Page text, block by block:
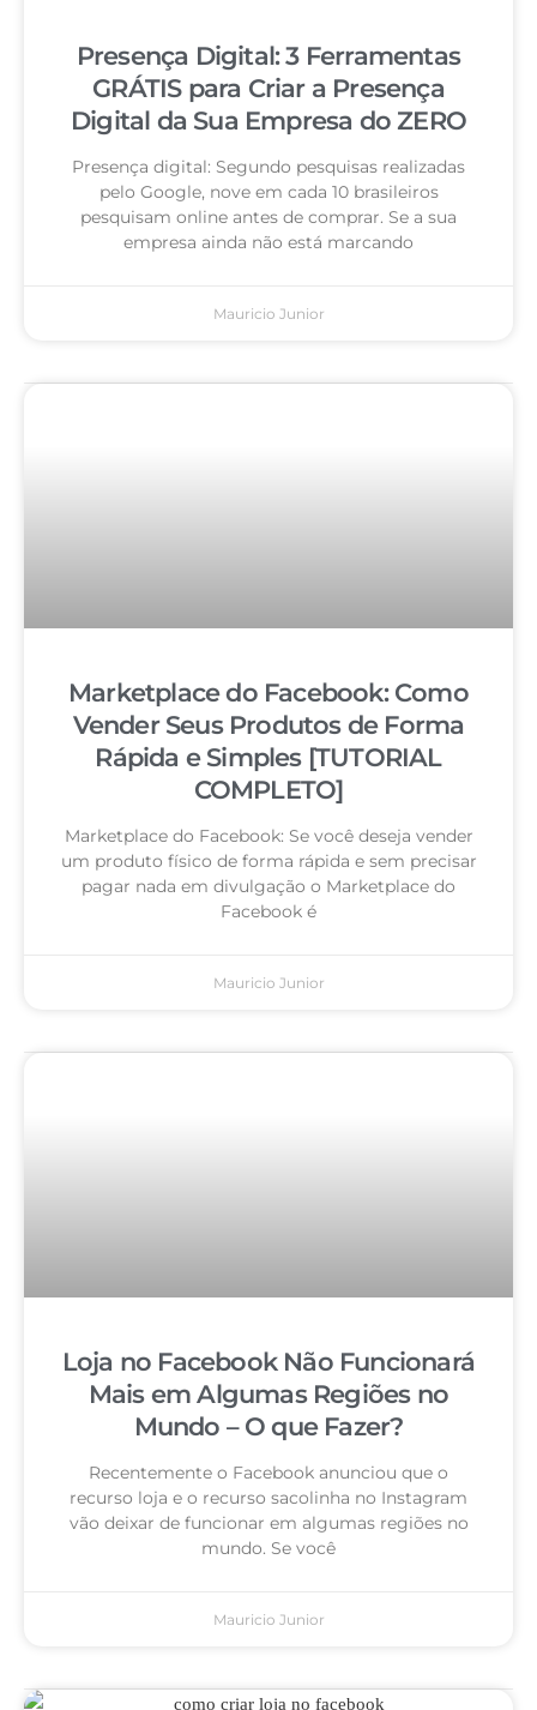
Presença Digital: 3 Ferramentas
GRÁTIS para Criar a Presença
Digital da Sua Empresa do ZERO
Presença digital: Segundo pesquisas realizadas
pelo Google, nove em cada 10 brasileiros
pesquisam online antes de comprar. Se a sua
empresa ainda não está marcando
Mauricio Junior
Marketplace do Facebook: Como
Vender Seus Produtos de Forma
Rápida e Simples [TUTORIAL
COMPLETO]
Marketplace do Facebook: Se você deseja vender
um produto físico de forma rápida e sem precisar
pagar nada em divulgação o Marketplace do
Facebook é
Mauricio Junior
Loja no Facebook Não Funcionará
Mais em Algumas Regiões no
Mundo – O que Fazer?
Recentemente o Facebook anunciou que o
recurso loja e o recurso sacolinha no Instagram
vão deixar de funcionar em algumas regiões no
mundo. Se você
Mauricio Junior